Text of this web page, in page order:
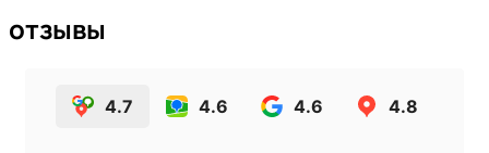
отзывы
4.7 4.6 4.6 4.8